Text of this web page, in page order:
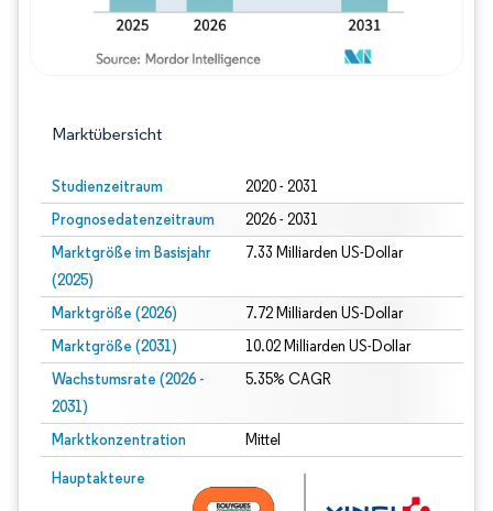
Marktübersicht
Studienzeitraum 2020 - 2031
Prognosedatenzeitraum 2026 - 2031
Marktgröße im Basisjahr
(2025)
7.33 Milliarden US-Dollar
Marktgröße (2026) 7.72 Milliarden US-Dollar
Marktgröße (2031) 10.02 Milliarden US-Dollar
Wachstumsrate (2026 -
2031)
5.35% CAGR
Marktkonzentration Mittel
Hauptakteure
Bild © Mordor Intelligence. Wiederverwendung erfordert Namensnennung